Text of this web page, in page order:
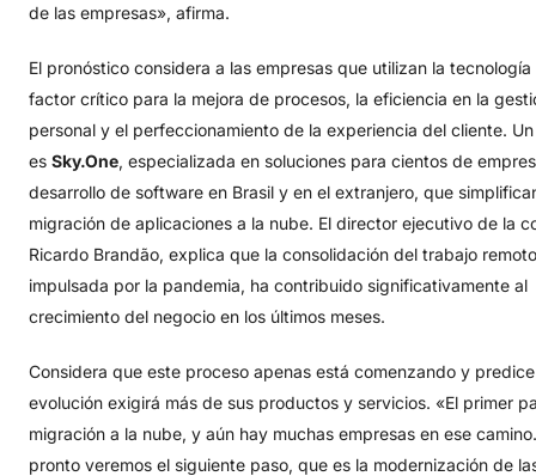
de las empresas», afirma.
El pronóstico considera a las empresas que utilizan la tecnología
factor crítico para la mejora de procesos, la eficiencia en la
personal y el perfeccionamiento de la experiencia del cliente.
es Sky.One, especializada en soluciones para cientos de
desarrollo de software en Brasil y en el extranjero, que
migración de aplicaciones a la nube. El director ejecutivo de la
Ricardo Brandão, explica que la consolidación del trabajo
impulsada por la pandemia, ha contribuido significativamente al
crecimiento del negocio en los últimos meses.
Considera que este proceso apenas está comenzando y
evolución exigirá más de sus productos y servicios. «El primer
migración a la nube, y aún hay muchas empresas en ese
pronto veremos el siguiente paso, que es la modernización de